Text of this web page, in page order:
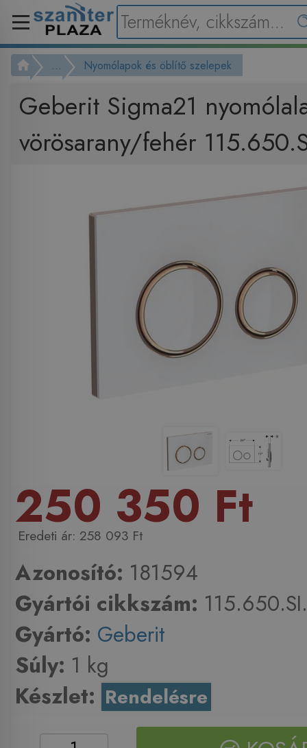
... Nyomólapok és öblítő szelepek
Geberit Sigma21
vörösarany/fehér
250 350 Ft
258 093 Ft
Azonosító: 181594
Gyártói cikkszám:
Gyártó: Geberit
Súly: 1 kg
Készlet: Rendelésre